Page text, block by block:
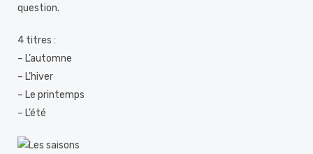
question.
4 titres :
– L’automne
– L’hiver
– Le printemps
– L’été